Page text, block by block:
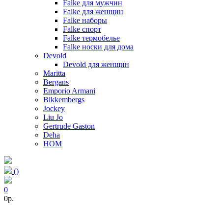
Falke для мужчин
Falke для женщин
Falke наборы
Falke спорт
Falke термобелье
Falke носки для дома
Devold
Devold для женщин
Maritta
Bergans
Emporio Armani
Bikkembergs
Jockey
Liu Jo
Gertrude Gaston
Deha
HOM
()
0
0p.